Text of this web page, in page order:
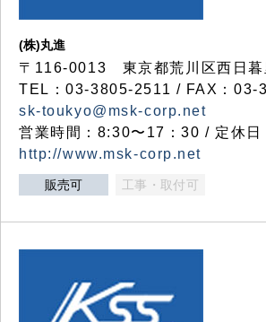
(株)丸進
〒116-0013 東京都荒川区西日
TEL：03-3805-2511 / FAX：03-
sk-toukyo@msk-corp.net
営業時間：8:30〜17：30 / 定休日
http://www.msk-corp.net
販売可 工事・取付可